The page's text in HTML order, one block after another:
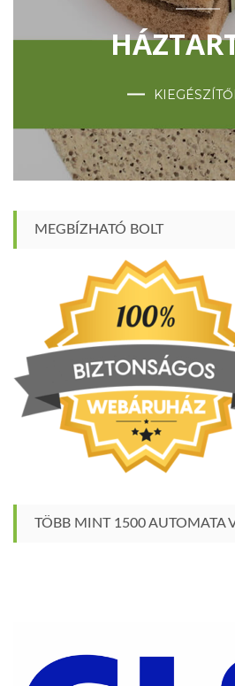
MEGBÍZHATÓ BOLT
TÖBB MINT 1500 AUTOMATA